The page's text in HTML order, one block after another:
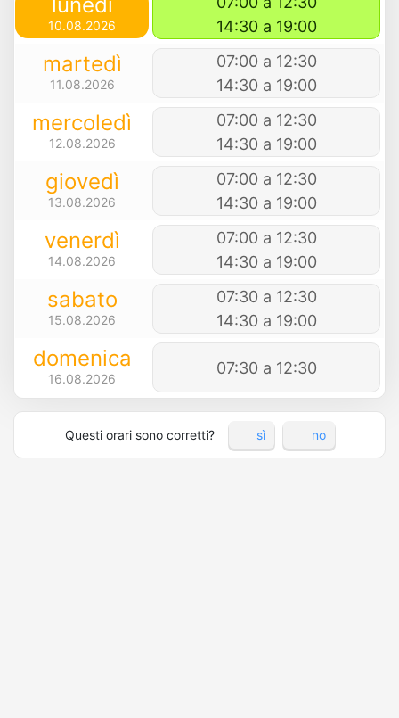
10.08.2026
14:30 a 19:00
martedì
11.08.2026
07:00 a 12:30
14:30 a 19:00
mercoledì
12.08.2026
07:00 a 12:30
14:30 a 19:00
giovedì
13.08.2026
07:00 a 12:30
14:30 a 19:00
venerdì
14.08.2026
07:00 a 12:30
14:30 a 19:00
sabato
15.08.2026
07:30 a 12:30
14:30 a 19:00
domenica
16.08.2026
07:30 a 12:30
Questi orari sono corretti? sì no